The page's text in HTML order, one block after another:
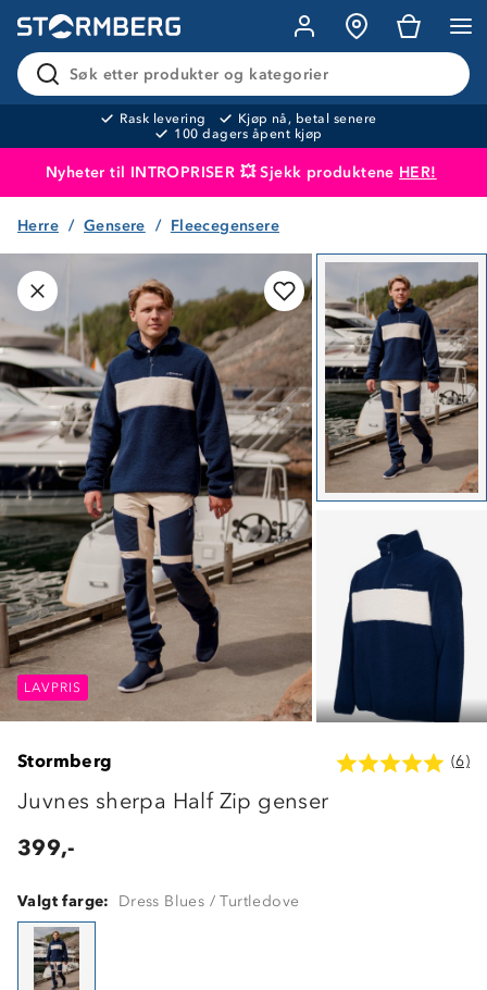
Søk etter produkter og kategorier
Rask levering
Kjøp nå, betal senere
100 dagers åpent kjøp
Nyheter til INTROPRISER 💥 Sjekk produktene HER!
Produktet er lagt i handlekurven
Herre Gensere Fleecegensere
LAVPRIS LAVPRIS
LAVPRIS
Stormberg (6)
Juvnes sherpa Half Zip genser
399,-
Valgt farge: Dress Blues / Turtledove